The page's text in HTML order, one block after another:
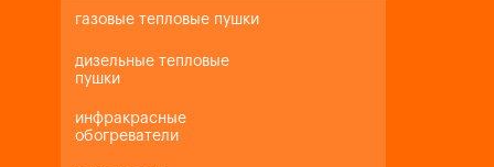
газовые тепловые пушки
дизельные тепловые
пушки
инфракрасные
обогреватели